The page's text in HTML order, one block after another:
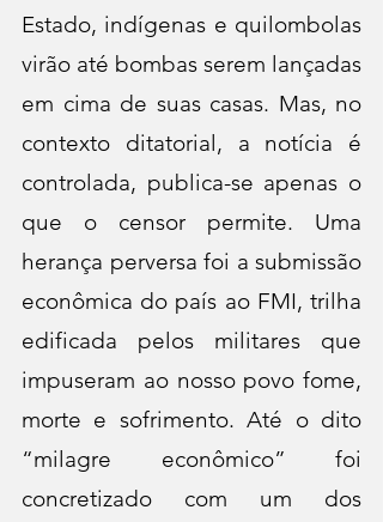
Estado, indígenas e quilombolas
virão até bombas serem lançadas
em cima de suas casas. Mas, no
contexto ditatorial, a notícia é
controlada, publica-se apenas o
que o censor permite. Uma
herança perversa foi a submissão
econômica do país ao FMI, trilha
edificada pelos militares que
impuseram ao nosso povo fome,
morte e sofrimento. Até o dito
“milagre econômico” foi
concretizado com um dos